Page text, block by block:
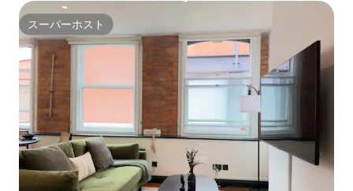
スーパーホスト
スーパーホスト